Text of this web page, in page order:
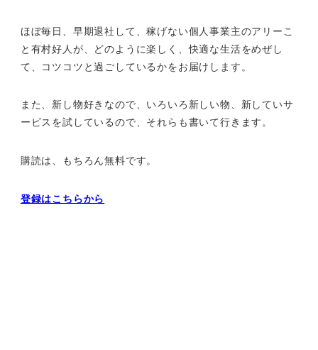
ほぼ毎日、早期退社して、稼げない個人事業主のアリーこ
と有村好人が、どのように楽しく、快適な生活をめぜし
て、 コツコツと過ごしているかをお届けします。
また、新し物好きなので、いろいろ新しい物、 新していサ
ービスを試しているので、それらも書いて行きます。
購読は、もちろん無料です。
登録はこちらから